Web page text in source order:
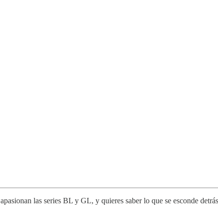
las series BL y GL, y quieres saber lo que se esconde